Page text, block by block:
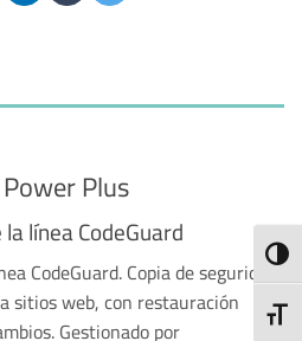
Plus
línea CodeGuard
CodeGuard. Copia de seguridad
sitios web, con restauración
Gestionado por